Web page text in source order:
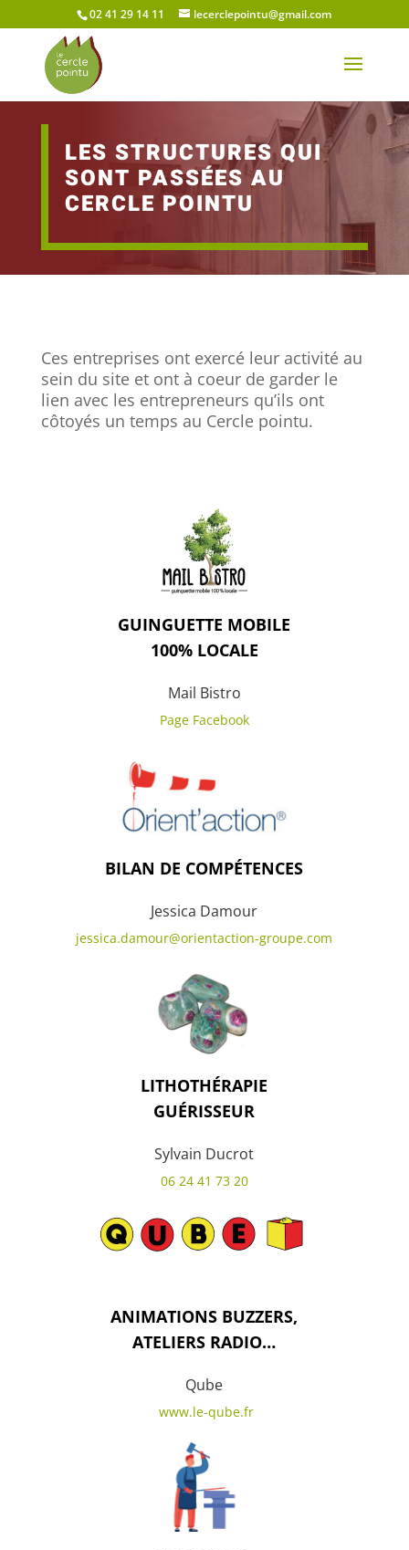
02 41 29 14 11 lecerclepointu@gmail.com
LES STRUCTURES QUI
SONT PASSÉES AU
CERCLE POINTU
Ces entreprises ont exercé leur activité au
sein du site et ont à coeur de garder le
lien avec les entrepreneurs qu’ils ont
côtoyés un temps au Cercle pointu.
GUINGUETTE MOBILE
100% LOCALE
Mail Bistro
Page Facebook
BILAN DE COMPÉTENCES
Jessica Damour
jessica.damour@orientaction-groupe.com
LITHOTHÉRAPIE
GUÉRISSEUR
Sylvain Ducrot
06 24 41 73 20
ANIMATIONS BUZZERS,
ATELIERS RADIO…
Qube
www.le-qube.fr